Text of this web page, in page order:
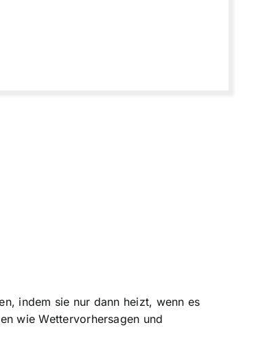
indem sie nur dann heizt, wenn es
wie Wettervorhersagen und